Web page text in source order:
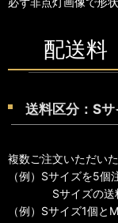
配送料
送料区分：Sサ
複数ご注文いただい
（例）Sサイズを5個
Sサイズの送料
（例）Sサイズ1個と